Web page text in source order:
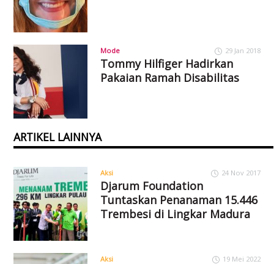
Mode 29 Jan 2018
Tommy Hilfiger Hadirkan
Pakaian Ramah Disabilitas
ARTIKEL LAINNYA
Aksi 24 Nov 2017
Djarum Foundation
Tuntaskan Penanaman 15.446
Trembesi di Lingkar Madura
Aksi 19 Mei 2022